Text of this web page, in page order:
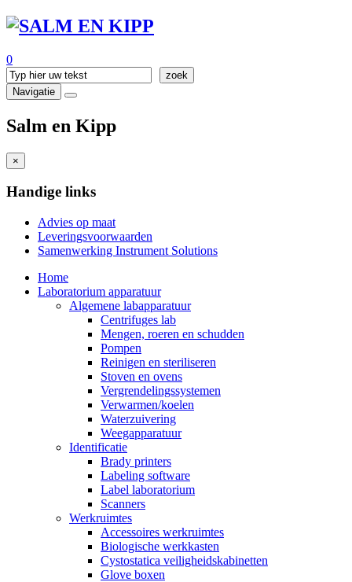
0
Navigatie
Salm en Kipp
×
Handige links
Advies op maat
Leveringsvoorwaarden
Samenwerking Instrument Solutions
Home
Laboratorium apparatuur
Algemene labapparatuur
Centrifuges lab
Mengen, roeren en schudden
Pompen
Reinigen en steriliseren
Stoven en ovens
Vergrendelingssystemen
Verwarmen/koelen
Waterzuivering
Weegapparatuur
Identificatie
Brady printers
Labeling software
Label laboratorium
Scanners
Werkruimtes
Accessoires werkruimtes
Biologische werkkasten
Cystostatica veiligheidskabinetten
Glove boxen